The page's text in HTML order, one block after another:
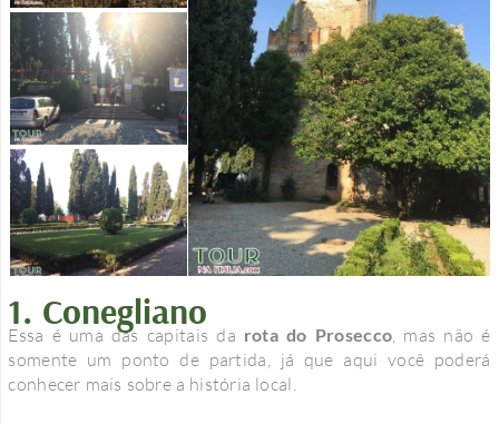
1. Conegliano
Essa é uma das capitais da rota do Prosecco , mas não é
somente um ponto de partida, já que aqui você poderá
conhecer mais sobre a história local.